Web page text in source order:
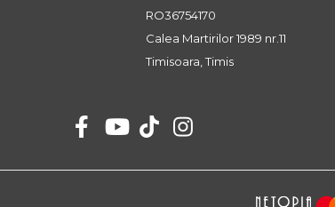
RO36754170
Calea Martirilor 1989 nr.11
Timisoara, Timis